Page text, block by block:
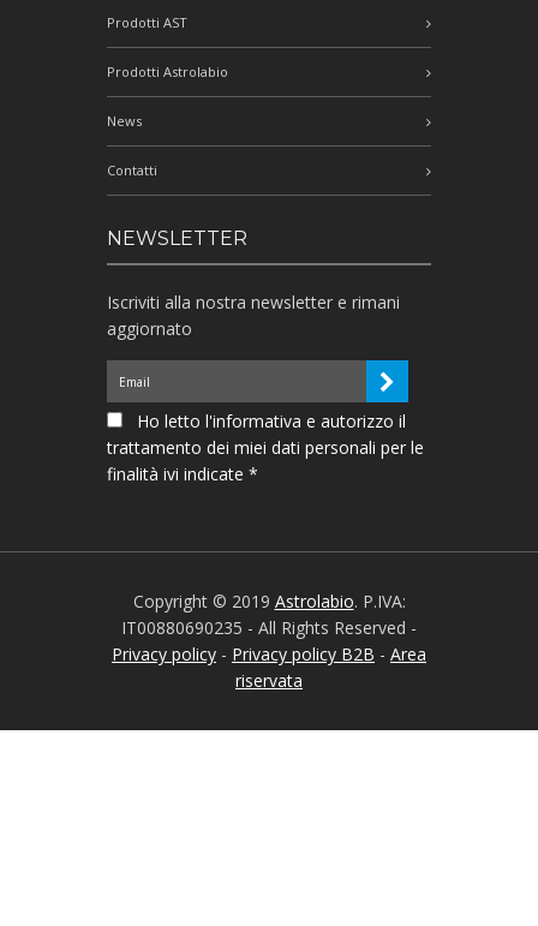
Prodotti AST
Prodotti Astrolabio
News
Contatti
NEWSLETTER
Iscriviti alla nostra newsletter e rimani
aggiornato
Ho letto l'informativa e autorizzo il
trattamento dei miei dati personali per le
finalità ivi indicate *
Copyright © 2019 Astrolabio. P.IVA:
IT00880690235 - All Rights Reserved -
Privacy policy - Privacy policy B2B - Area
riservata